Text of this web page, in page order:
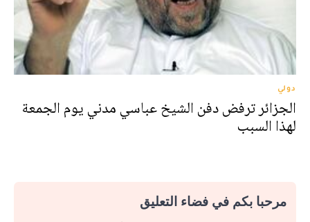
دولي
الجزائر ترفض دفن الشيخ عباسي مدني يوم الجمعة
لهذا السبب
مرحبا بكم في فضاء التعليق